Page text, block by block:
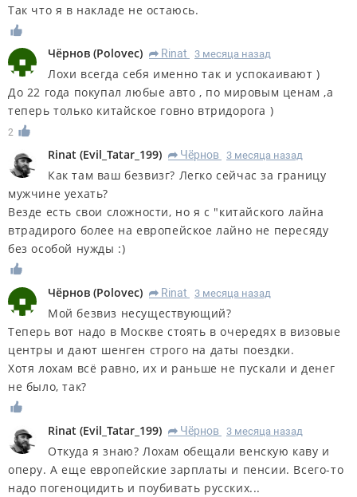
Так что я в накладе не остаюсь.
Чёрнов (Polovec) R Rinat 3 месяца назад
Лохи всегда себя именно так и успокаивают )
До 22 года покупал любые авто , по мировым ценам ,а
теперь только китайское говно втридорога )
2
Rinat (Evil_Tatar_199) R Чёрнов 3 месяца назад
Как там ваш безвизг? Легко сейчас за границу
мужчине уехать?
Везде есть свои сложности, но я с "китайского лайна
втрадирого более на европейское лайно не пересяду
без особой нужды :)
Чёрнов (Polovec) R Rinat 3 месяца назад
Мой безвиз несуществующий?
Теперь вот надо в Москве стоять в очередях в визовые
центры и дают шенген строго на даты поездки.
Хотя лохам всё равно, их и раньше не пускали и денег
не было, так?
Rinat (Evil_Tatar_199) R Чёрнов 3 месяца назад
Откуда я знаю? Лохам обещали венскую каву и
оперу. А еще европейские зарплаты и пенсии. Всего-то
надо погеноцидить и поубивать русских...